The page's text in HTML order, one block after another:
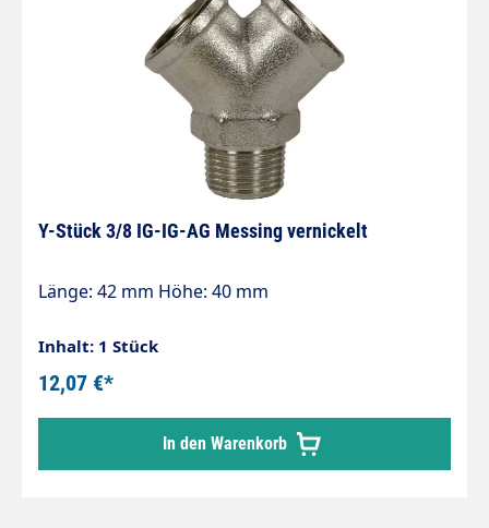
Y-Stück 3/8 IG-IG-AG Messing vernickelt
Länge: 42 mm Höhe: 40 mm
Inhalt: 1 Stück
12,07 €*
In den Warenkorb